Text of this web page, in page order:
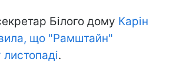
Білого дому Карін
що "Рамштайн"
.